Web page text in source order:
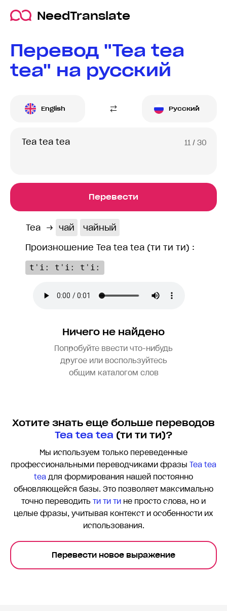
NeedTranslate
Перевод "Tea tea
tea" на русский
English Русский
11 / 30
Перевести
Tea → чай
чайный
Произношение Tea tea tea (ти ти ти) :
tˈiː tˈiː tˈiː
Ничего не найдено
Попробуйте ввести что-нибудь
другое или воспользуйтесь
общим каталогом слов
Хотите знать еще больше переводов
Tea tea tea (ти ти ти)?
Мы используем только переведенные
профессиональными переводчиками фразы Tea tea
tea для формирования нашей постоянно
обновляющейся базы. Это позволяет максимально
точно переводить ти ти ти не просто слова, но и
целые фразы, учитывая контекст и особенности их
использования.
Перевести новое выражение